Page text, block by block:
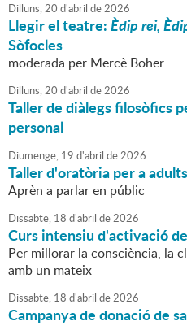
Dilluns,20 d'abril de2026
Llegir el teatre:Èdip rei,
Sòfocles
moderada per Mercè Boher
Dilluns,20 d'abril de2026
Taller de diàlegs filosòfics
personal
Diumenge, 19 d'abril de2026
Taller d'oratòria per a
Aprèn a parlar en públic
Dissabte, 18 d'abril de2026
Curs intensiu d'activació
Per millorar la consciència, la
amb un mateix
Dissabte, 18 d'abril de2026
Campanya de donació de